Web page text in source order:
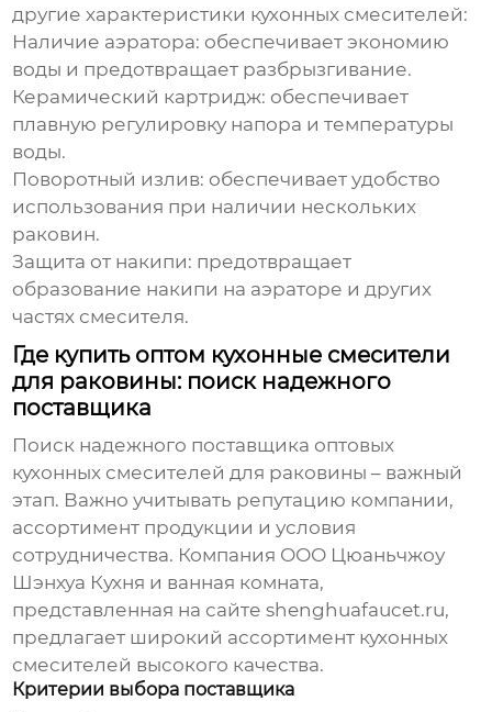
другие характеристики кухонных смесителей:
Наличие аэратора: обеспечивает экономию
воды и предотвращает разбрызгивание.
Керамический картридж: обеспечивает
плавную регулировку напора и температуры
воды.
Поворотный излив: обеспечивает удобство
использования при наличии нескольких
раковин.
Защита от накипи: предотвращает
образование накипи на аэраторе и других
частях смесителя.
Где купить оптом кухонные смесители
для раковины: поиск надежного
поставщика
Поиск надежного поставщика оптовых
кухонных смесителей для раковины – важный
этап. Важно учитывать репутацию компании,
ассортимент продукции и условия
сотрудничества. Компания ООО Цюаньчжоу
Шэнхуа Кухня и ванная комната,
представленная на сайтеshenghuafaucet.ru,
предлагает широкий ассортимент кухонных
смесителей высокого качества.
Критерии выбора поставщика